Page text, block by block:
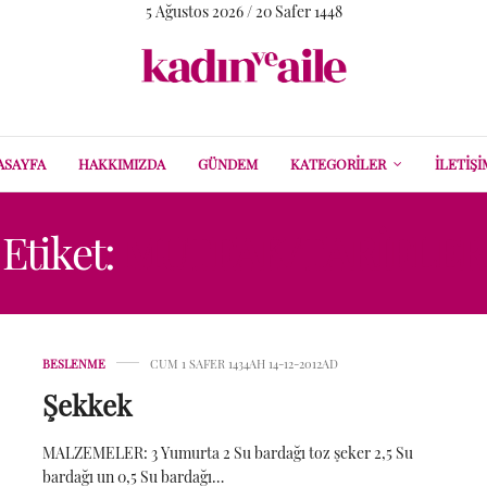
5 Ağustos 2026 / 20 Safer 1448
HAKKIMIZDA GÜNDEM KATEGORILER
Etiket:
BESLENME CUM 1 SAFER 1434AH 14-12-2012AD
Şekkek
MALZEMELER: 3 Yumurta 2 Su bardağı toz şeker 2,5 Su
bardağı un 0,5 Su bardağı…